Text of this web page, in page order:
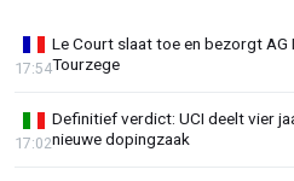
Le Court slaat toe en bezorgt AG
Tourzege
17:54
Definitief verdict: UCI deelt vier
nieuwe dopingzaak
17:02